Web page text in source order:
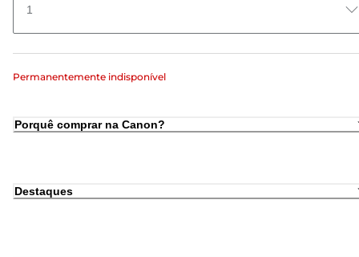
1
Permanentemente indisponível
Porquê comprar na Canon?
Destaques